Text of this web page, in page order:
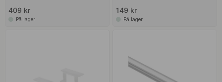
409 kr
På lager
149 kr
På lager